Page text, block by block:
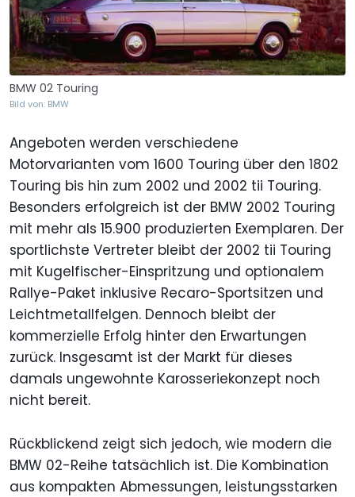
BMW 02 Touring
Bild von: BMW
Angeboten werden verschiedene
Motorvarianten vom 1600 Touring über den 1802
Touring bis hin zum 2002 und 2002 tii Touring.
Besonders erfolgreich ist der BMW 2002 Touring
mit mehr als 15.900 produzierten Exemplaren. Der
sportlichste Vertreter bleibt der 2002 tii Touring
mit Kugelfischer-Einspritzung und optionalem
Rallye-Paket inklusive Recaro-Sportsitzen und
Leichtmetallfelgen. Dennoch bleibt der
kommerzielle Erfolg hinter den Erwartungen
zurück. Insgesamt ist der Markt für dieses
damals ungewohnte Karosseriekonzept noch
nicht bereit.
Rückblickend zeigt sich jedoch, wie modern die
BMW 02-Reihe tatsächlich ist. Die Kombination
aus kompakten Abmessungen, leistungsstarken